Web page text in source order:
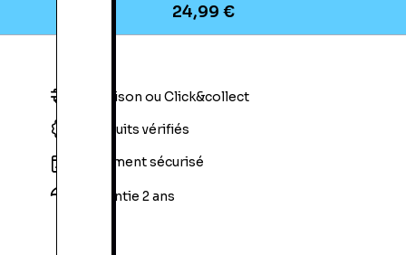
24,99 €
Livraison ou Click&collect
Produits vérifiés
Paiement sécurisé
Garantie 2 ans